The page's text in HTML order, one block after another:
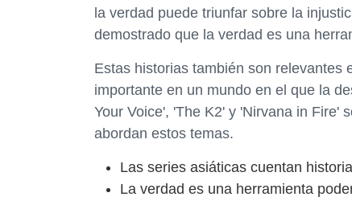
la verdad puede triunfar sobre la
demostrado que la verdad es una
Estas historias también son relevantes
importante en un mundo en el que la
Your Voice', 'The K2' y 'Nirvana in Fire'
abordan estos temas.
Las series asiáticas cuentan
La verdad es una herramienta